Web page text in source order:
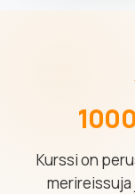
Kurssi on
merireissuja